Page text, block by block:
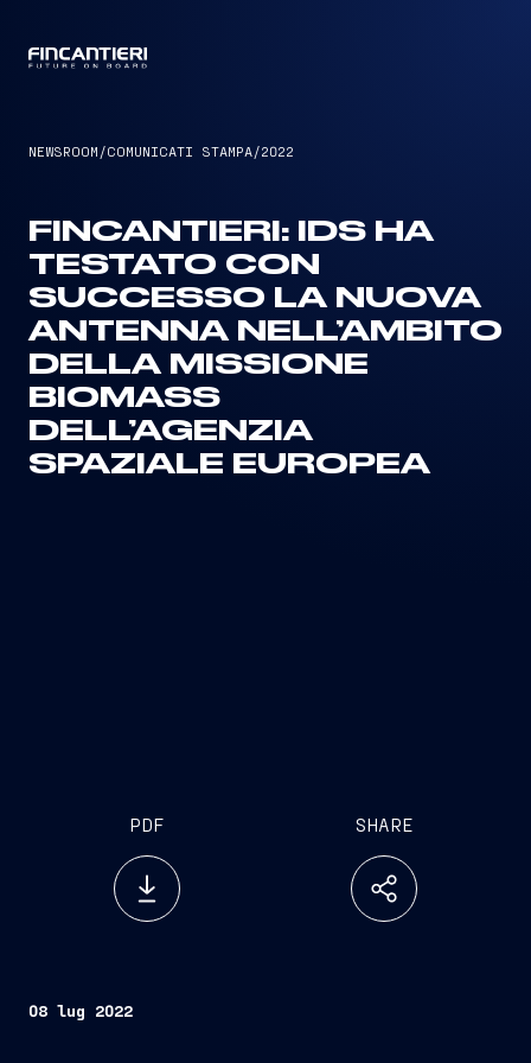
NEWSROOM /COMUNICATI STAMPA/2022
FINCANTIERI: IDS HA
TESTATO CON
SUCCESSO LA NUOVA
ANTENNA NELL’AMBITO
DELLA MISSIONE
BIOMASS
DELL’AGENZIA
SPAZIALE EUROPEA
PDF SHARE
08 lug 2022